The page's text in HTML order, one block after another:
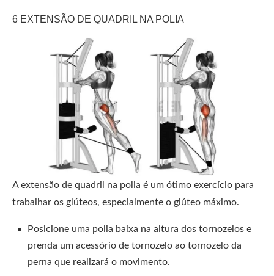
6 EXTENSÃO DE QUADRIL NA POLIA
A extensão de quadril na polia é um ótimo exercício para
trabalhar os glúteos, especialmente o glúteo máximo.
Posicione uma polia baixa na altura dos tornozelos e
prenda um acessório de tornozelo ao tornozelo da
perna que realizará o movimento.